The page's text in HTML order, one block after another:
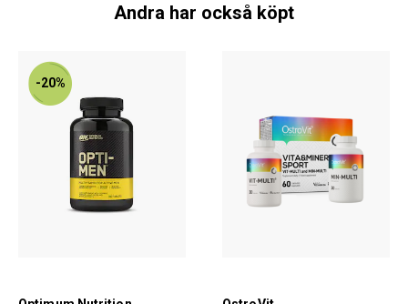
Andra har också köpt
-20%